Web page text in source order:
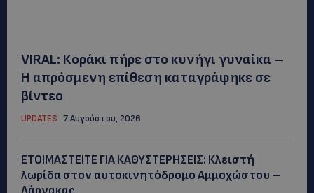
VIRAL: Κοράκι πήρε στο κυνήγι γυναίκα –
Η απρόσμενη επίθεση καταγράφηκε σε
βίντεο
UPDATES 7 Αυγούστου, 2026
ΕΤΟΙΜΑΣΤΕΙΤΕ ΓΙΑ ΚΑΘΥΣΤΕΡΗΣΕΙΣ: Κλειστή
λωρίδα στον αυτοκινητόδρομο Αμμοχώστου –